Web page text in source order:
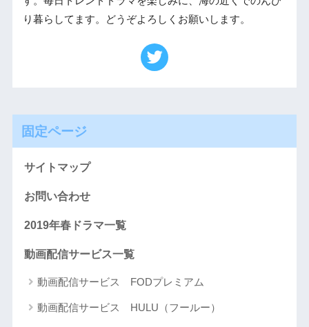
り暮らしてます。どうぞよろしくお願いします。
固定ページ
サイトマップ
お問い合わせ
2019年春ドラマ一覧
動画配信サービス一覧
動画配信サービス FODプレミアム
動画配信サービス HULU（フールー）